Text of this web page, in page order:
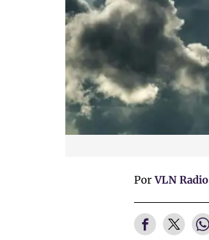
PorVLN Radio